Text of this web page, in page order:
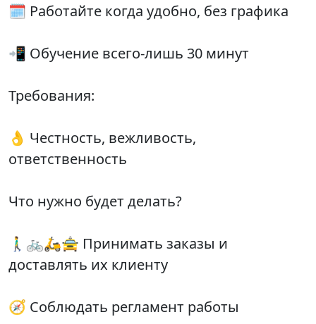
🗓 Работайте когда удобно, без графика
📲 Обучение всего-лишь 30 минут
Требования:
👌 Честность, вежливость,
ответственность
Что нужно будет делать?
🚶‍♂️🚲🛵🚖 Принимать заказы и
доставлять их клиенту
🧭 Соблюдать регламент работы